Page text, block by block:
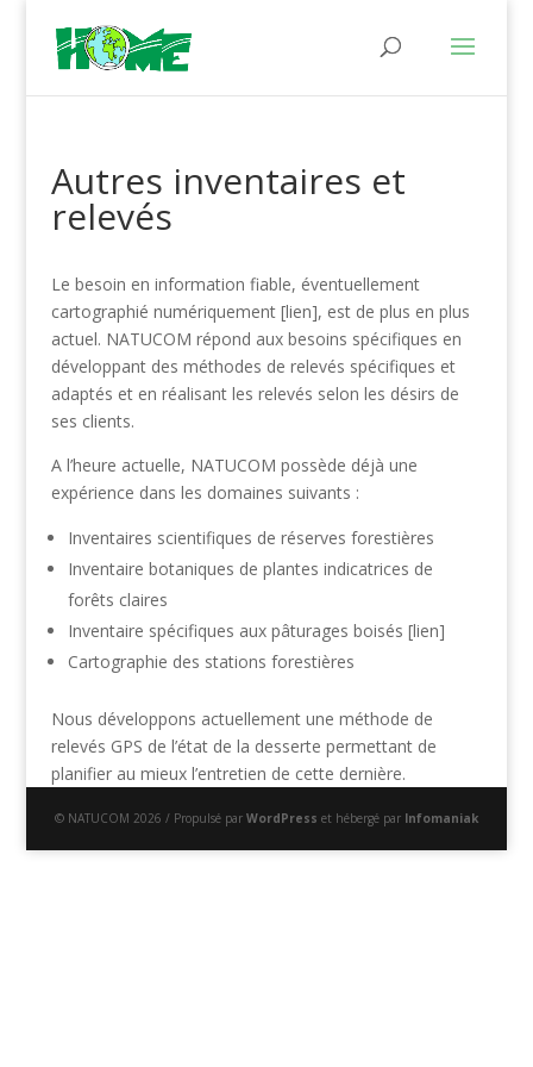
Autres inventaires et
relevés
Le besoin en information fiable, éventuellement
cartographié numériquement [lien], est de plus en plus
actuel. NATUCOM répond aux besoins spécifiques en
développant des méthodes de relevés spécifiques et
adaptés et en réalisant les relevés selon les désirs de
ses clients.
A l’heure actuelle, NATUCOM possède déjà une
expérience dans les domaines suivants :
Inventaires scientifiques de réserves forestières
Inventaire botaniques de plantes indicatrices de
forêts claires
Inventaire spécifiques aux pâturages boisés [lien]
Cartographie des stations forestières
Nous développons actuellement une méthode de
relevés GPS de l’état de la desserte permettant de
planifier au mieux l’entretien de cette dernière.
© NATUCOM 2026 / Propulsé par WordPress et hébergé par Infomaniak